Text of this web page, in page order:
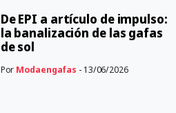
De EPI a artículo de impulso:
la banalización de las gafas
de sol
Por Modaengafas - 13/06/2026